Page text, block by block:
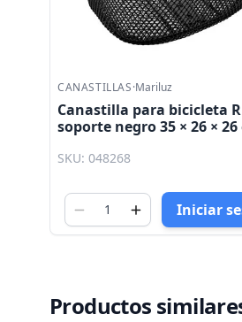
CANASTILLAS·Mariluz
Canastilla para bicicleta
soporte negro 35 × 26 × 26
SKU: 048268
Iniciar
Productos